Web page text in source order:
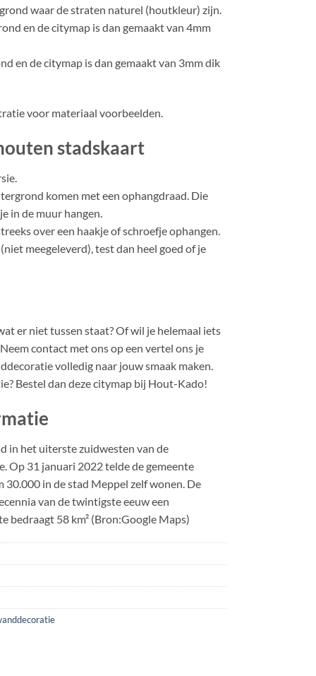
waar de straten naturel (houtkleur) zijn.
en de citymap is dan gemaakt van 4mm
en de citymap is dan gemaakt van 3mm dik
voor materiaal voorbeelden.
stadskaart
komen met een ophangdraad. Die
in de muur hangen.
over een haakje of schroefje ophangen.
meegeleverd), test dan heel goed of je
er niet tussen staat? Of wil je helemaal iets
contact met ons op een vertel ons je
volledig naar jouw smaak maken.
Bestel dan deze citymap bij Hout-Kado!
in het uiterste zuidwesten van de
Op 31 januari 2022 telde de gemeente
in de stad Meppel zelf wonen. De
van de twintigste eeuw een
bedraagt 58 km² (Bron:Google Maps)